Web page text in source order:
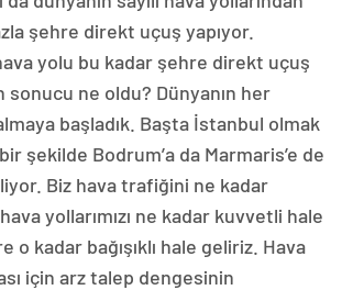
şehre direkt uçuş yapıyor.
yolu bu kadar şehre direkt uçuş
sonucu ne oldu? Dünyanın her
başladık. Başta İstanbul olmak
şekilde Bodrum’a da Marmaris’e de
Biz hava trafiğini ne kadar
yollarımızı ne kadar kuvvetli hale
kadar bağışıklı hale geliriz. Hava
için arz talep dengesinin